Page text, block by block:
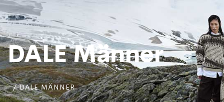
DALE Männer
DALE MÄNNER